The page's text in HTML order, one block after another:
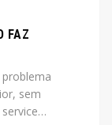
FAZ
sem